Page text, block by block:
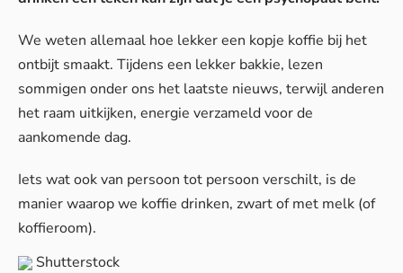
We weten allemaal hoe lekker een kopje koffie bij het
ontbijt smaakt. Tijdens een lekker bakkie, lezen
sommigen onder ons het laatste nieuws, terwijl anderen
het raam uitkijken, energie verzameld voor de
aankomende dag.
Iets wat ook van persoon tot persoon verschilt, is de
manier waarop we koffie drinken, zwart of met melk (of
koffieroom).
Shutterstock